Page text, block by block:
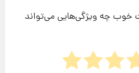
چه ویژگی‌هایی می‌تواند